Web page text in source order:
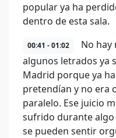
popular ya ha
dentro de esta sala.
00:41 - 01:02
No hay
algunos letrados ya
Madrid porque ya
pretendían y no era
paralelo. Ese juicio
sufrido durante algo
se pueden sentir